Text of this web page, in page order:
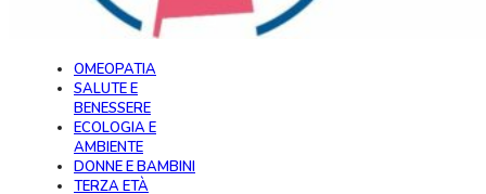
OMEOPATIA
SALUTE E
BENESSERE
ECOLOGIA E
AMBIENTE
DONNE E BAMBINI
TERZA ETÀ